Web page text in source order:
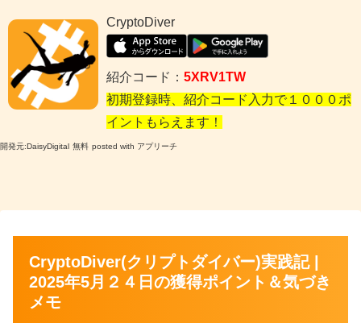
CryptoDiver
紹介コード： 5XRV1TW
初期登録時、紹介コード入力で１０００ポ
イントもらえます！
開発元:DaisyDigital 無料 posted with アプリーチ
CryptoDiver(クリプトダイバー)実践記 |
2025年5月２４日の獲得ポイント＆気づき
メモ